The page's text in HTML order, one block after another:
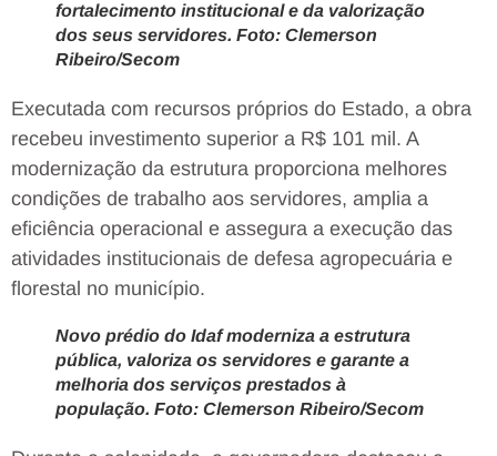
fortalecimento institucional e da valorização
dos seus servidores. Foto: Clemerson
Ribeiro/Secom
Executada com recursos próprios do Estado, a obra
recebeu investimento superior a R$ 101 mil. A
modernização da estrutura proporciona melhores
condições de trabalho aos servidores, amplia a
eficiência operacional e assegura a execução das
atividades institucionais de defesa agropecuária e
florestal no município.
Novo prédio do Idaf moderniza a estrutura
pública, valoriza os servidores e garante a
melhoria dos serviços prestados à
população. Foto: Clemerson Ribeiro/Secom